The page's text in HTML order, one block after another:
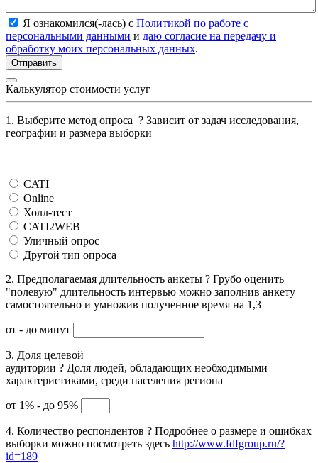
Я ознакомился(-лась) с Политикой по работе с
персональными данными и даю согласие на передачу и
обработку моих персональных данных.
Калькулятор стоимости услуг
1. Выберите метод опроса ? Зависит от задач исследования,
географии и размера выборки
CATI
Online
Холл-тест
CATI2WEB
Уличный опрос
Другой тип опроса
2. Предполагаемая длительность анкеты ? Грубо оценить
"полевую" длительность интервью можно заполнив анкету
самостоятельно и умножив полученное время на 1,3
от - до минут
3. Доля целевой
аудитории ? Доля людей, обладающих необходимыми
характеристиками, среди населения региона
от 1% - до 95%
4. Количество респондентов ? Подробнее о размере и ошибках
выборки можно посмотреть здесь http://www.fdfgroup.ru/?
id=189